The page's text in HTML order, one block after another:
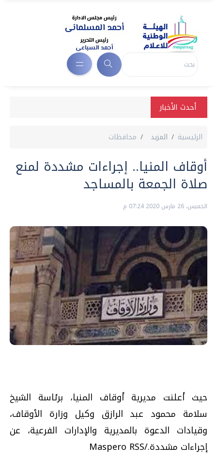
أحدث الأخبار
الرئيسية المزيد محافظات
أوقاف المنيا.. إجراءات مشددة لمنع
صلاة الجمعة بالمساجد
الخميس، 26 مارس 2020 07:24 م
حيث أعلنت مديرية أوقاف المنيا، برئاسة الشيخ
سلامة محمود عبد الرازق وكيل وزارة الأوقاف،
وقيادات الدعوة بالمديرية والإدارات الفرعية، عن
إجراءات مشددة./Maspero RSS